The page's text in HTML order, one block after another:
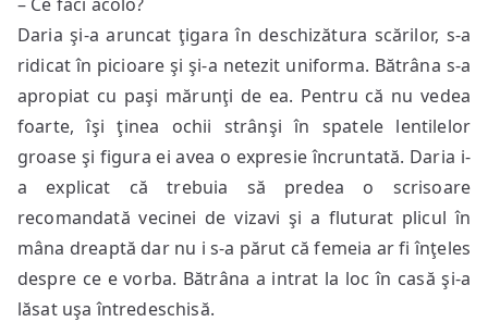
Daria şi-a aruncat ţigara în deschizătura scărilor, s-a
ridicat în picioare şi şi-a netezit uniforma. Bătrâna s-a
apropiat cu paşi mărunţi de ea. Pentru că nu vedea
foarte, îşi ţinea ochii strânşi în spatele lentilelor
groase şi figura ei avea o expresie încruntată. Daria i-
a explicat că trebuia să predea o scrisoare
recomandată vecinei de vizavi şi a fluturat plicul în
mâna dreaptă dar nu i s-a părut că femeia ar fi înţeles
despre ce e vorba. Bătrâna a intrat la loc în casă şi-a
lăsat uşa întredeschisă.